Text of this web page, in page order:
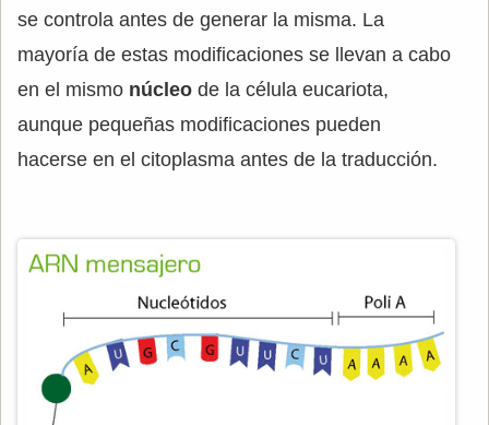
se controla antes de generar la misma. La
mayoría de estas modificaciones se llevan a cabo
en el mismo núcleo de la célula eucariota,
aunque pequeñas modificaciones pueden
hacerse en el citoplasma antes de la traducción.